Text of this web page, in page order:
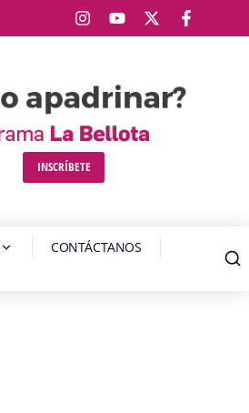
INSCRÍBETE
CONTÁCTANOS